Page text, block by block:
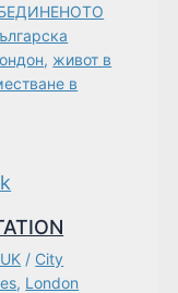
, живот в
в
/ City
, London